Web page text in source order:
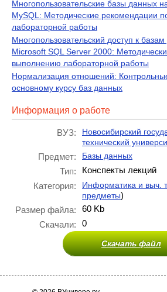
Многопользовательские базы данных
MySQL: Методические рекомендации
лабораторной работы
Многопользовательский доступ к
Microsoft SQL Server 2000:
выполнению лабораторной работы
Нормализация отношений:
основному курсу баз данных
Информация о работе
ВУЗ:
Новосибирский
технический
Предмет: Базы данных
Тип:
Конспекты лекций
Категория:
Информатика и выч.
предметы)
Размер файла:
60 Kb
Скачали:
0
Скачать файл